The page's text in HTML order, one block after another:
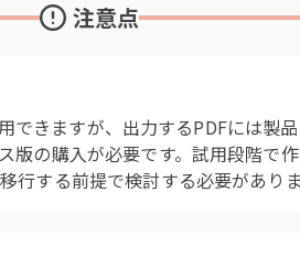
注意点
きますが、出力するPDFには製
版の購入が必要です。試用段階で
行する前提で検討する必要がありま